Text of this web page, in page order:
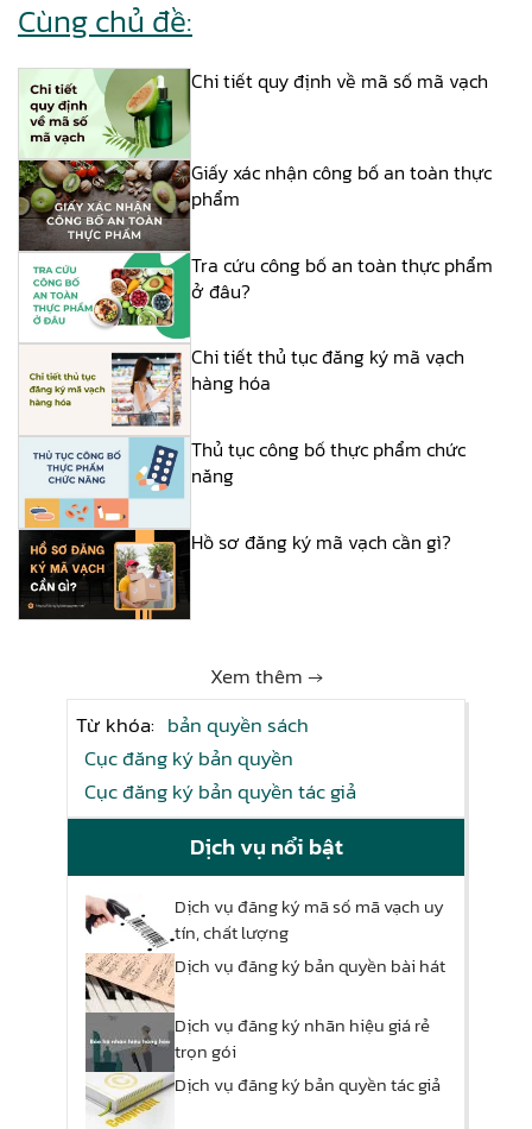
Cùng chủ đề:
Chi tiết quy định về mã số mã vạch
Giấy xác nhận công bố an toàn thực
phẩm
Tra cứu công bố an toàn thực phẩm
ở đâu?
Chi tiết thủ tục đăng ký mã vạch
hàng hóa
Thủ tục công bố thực phẩm chức
năng
Hồ sơ đăng ký mã vạch cần gì?
Xem thêm →
Từ khóa: bản quyền sách
Cục đăng ký bản quyền
Cục đăng ký bản quyền tác giả
Dịch vụ nổi bật
Dịch vụ đăng ký mã số mã vạch uy
tín, chất lượng
Dịch vụ đăng ký bản quyền bài hát
Dịch vụ đăng ký nhãn hiệu giá rẻ
trọn gói
Dịch vụ đăng ký bản quyền tác giả